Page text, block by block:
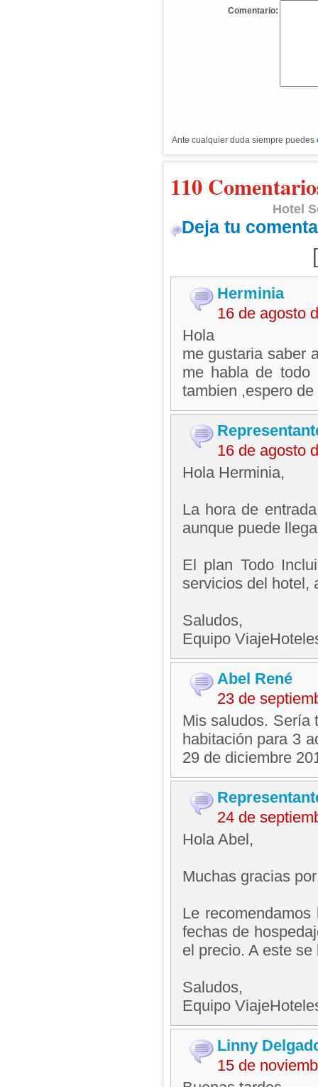
Comentario:
Ante cualquier duda siempre puedes
110
Hotel
Deja tu
Herminia
16 de agosto
Hola
me gustaria saber
me habla de todo
tambien ,espero
16 de agosto
Hola Herminia,
La hora de
aunque puede
El plan Todo
servicios del hotel,
Saludos,
Equipo
Abel René
23 de
Mis saludos. Sería
habitación para 3
29 de diciembre
24 de
Hola Abel,
Muchas gracias
Le
fechas de
el precio. A este
Saludos,
Equipo
Linny
15 de